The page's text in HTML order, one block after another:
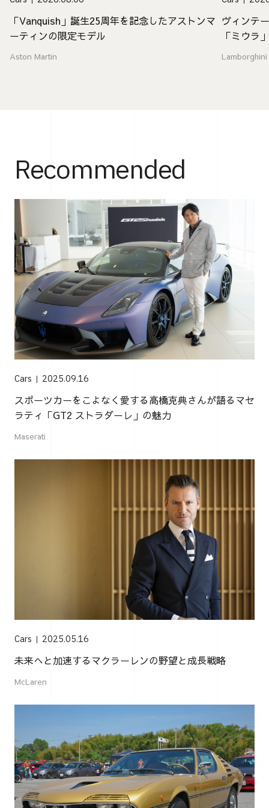
「Vanquish」誕生25周年を記念したアストンマ
ーティンの限定モデル
Aston Martin
ヴィンテ
「ミウラ
Lamborghini
Recommended
Cars 2025.09.16
スポーツカーをこよなく愛する高橋克典さんが語るマセ
ラティ「GT2 ストラダーレ」の魅力
Maserati
Cars 2025.05.16
未来へと加速するマクラーレンの野望と成長戦略
McLaren